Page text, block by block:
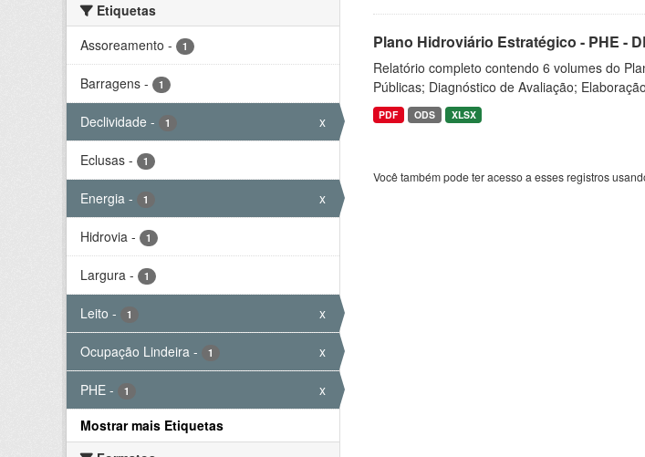
Etiquetas
Assoreamento - 1
Barragens - 1
Declividade - 1 x
Eclusas - 1
Energia - 1 x
Hidrovia - 1
Largura - 1
Leito - 1 x
Ocupação Lindeira - 1 x
PHE - 1
x
Mostrar mais Etiquetas
Plano Hidroviário Estratégico - PHE -
Relatório completo contendo 6 volumes do
Públicas; Diagnóstico de Avaliação;
PDF ODS XLSX
Você também pode ter acesso a esses registros